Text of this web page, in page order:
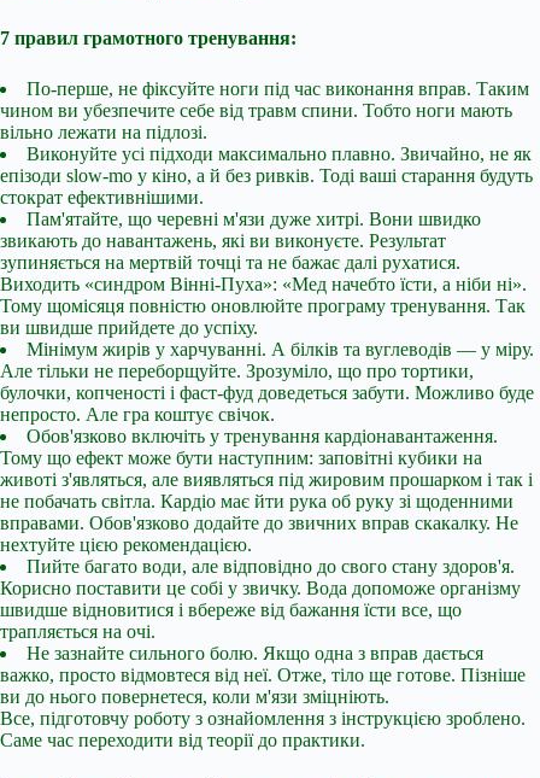
7 правил грамотного тренування:
По-перше, не фіксуйте ноги під час виконання вправ. Таким
чином ви убезпечите себе від травм спини. Тобто ноги мають
вільно лежати на підлозі.
Виконуйте усі підходи максимально плавно. Звичайно, не як
епізоди slow-mo у кіно, а й без ривків. Тоді ваші старання будуть
стократ ефективнішими.
Пам'ятайте, що черевні м'язи дуже хитрі. Вони швидко
звикають до навантажень, які ви виконуєте. Результат
зупиняється на мертвій точці та не бажає далі рухатися.
Виходить «синдром Вінні-Пуха»: «Мед начебто їсти, а ніби ні».
Тому щомісяця повністю оновлюйте програму тренування. Так
ви швидше прийдете до успіху.
Мінімум жирів у харчуванні. А білків та вуглеводів — у міру.
Але тільки не переборщуйте. Зрозуміло, що про тортики,
булочки, копченості і фаст-фуд доведеться забути. Можливо буде
непросто. Але гра коштує свічок.
Обов'язково включіть у тренування кардіонавантаження.
Тому що ефект може бути наступним: заповітні кубики на
животі з'являться, але виявляться під жировим прошарком і так і
не побачать світла. Кардіо має йти рука об руку зі щоденними
вправами. Обов'язково додайте до звичних вправ скакалку. Не
нехтуйте цією рекомендацією.
Пийте багато води, але відповідно до свого стану здоров'я.
Корисно поставити це собі у звичку. Вода допоможе організму
швидше відновитися і вбереже від бажання їсти все, що
трапляється на очі.
Не зазнайте сильного болю. Якщо одна з вправ дається
важко, просто відмовтеся від неї. Отже, тіло ще готове. Пізніше
ви до нього повернетеся, коли м'язи зміцніють.
Все, підготовчу роботу з ознайомлення з інструкцією зроблено.
Саме час переходити від теорії до практики.